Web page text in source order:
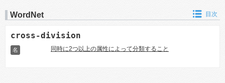
WordNet 目次
cross-division
名 同時に2つ以上の属性によって分類すること